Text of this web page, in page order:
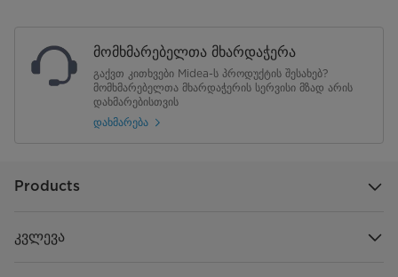
მომხმარებელთა მხარდაჭერა
გაქვთ კითხვები Midea-ს პროდუქტის შესახებ?
მომხმარებელთა მხარდაჭერის სერვისი მზად არის
დახმარებისთვის
დახმარება
Products
კვლევა